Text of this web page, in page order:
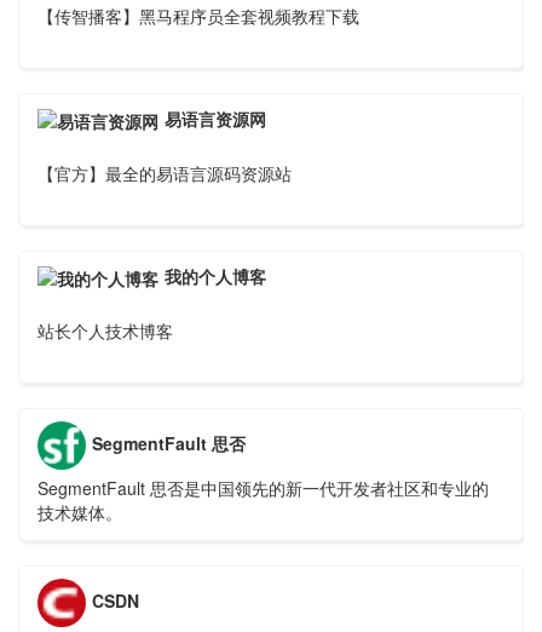
【传智播客】黑马程序员全套视频教程下载
易语言资源网
【官方】最全的易语言源码资源站
我的个人博客
站长个人技术博客
SegmentFault 思否
SegmentFault 思否是中国领先的新一代开发者社区和专业的
技术媒体。
CSDN